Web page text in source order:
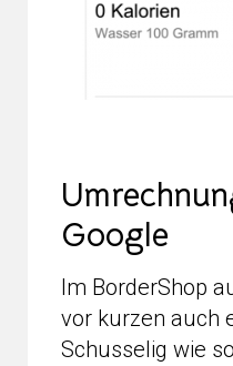
Google
Im BorderShop
vor kurzen auch
Schusselig wie